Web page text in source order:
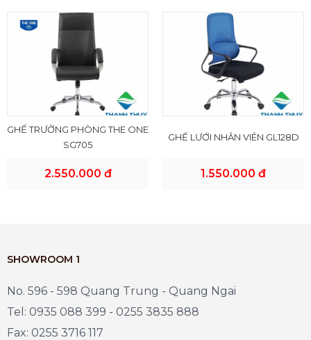
GHẾ TRƯỞNG PHÒNG THE ONE
SG705
2.550.000 đ
GHẾ LƯỚI NHÂN VIÊN GL128D
1.550.000 đ
SHOWROOM 1
No. 596 - 598 Quang Trung - Quang Ngai
Tel: 0935 088 399 - 0255 3835 888
Fax: 0255 3716 117